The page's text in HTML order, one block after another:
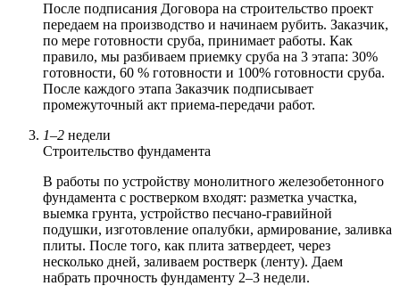
После подписания Договора на строительство проект
передаем на производство и начинаем рубить. Заказчик,
по мере готовности сруба, принимает работы. Как
правило, мы разбиваем приемку сруба на 3 этапа: 30%
готовности, 60 % готовности и 100% готовности сруба.
После каждого этапа Заказчик подписывает
промежуточный акт приема-передачи работ.
1–2 недели
Строительство фундамента
В работы по устройству монолитного железобетонного
фундамента с ростверком входят: разметка участка,
выемка грунта, устройство песчано-гравийной
подушки, изготовление опалубки, армирование, заливка
плиты. После того, как плита затвердеет, через
несколько дней, заливаем ростверк (ленту). Даем
набрать прочность фундаменту 2–3 недели.